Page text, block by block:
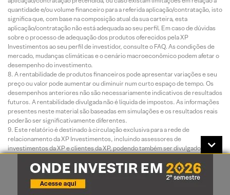
quantidade e/ou volume financeiro para a referida aplicação/contratação, isto
significa que, com base na composição atual da sua carteira, esta
aplicação/contratação não está adequada ao seu perfil. Em caso de dúvidas
sobre o processo de adequação dos produtos oferecidos pela XP
Investimentos ao seu perfil de investidor, consulte o FAQ. As condições de
mercado, mudanças climáticas e o cenário macroeconômico podem afetar o
desempenho do investimento.
A rentabilidade de produtos financeiros pode apresentar variações e seu
preço ou valor pode aumentar ou diminuir num curto espaço de tempo. Os
desempenhos anteriores não são necessariamente indicativos de resultados
futuros. A rentabilidade divulgada não é líquida de impostos. As informações
presentes neste material são baseadas em simulações e os resultados reais
poderão ser significativamente diferentes.
Este relatório é destinado à circulação exclusiva para a rede de
relacionamento da XP Investimentos, incluindo assessores de
investimentos da XP e clientes da XP, podendo também ser divulgado no site
no todo ou em parte, qualquer que seja o propósito, sem o prévio
consentimento expresso da XP Investimentos.
0800 77 20202. A Ouvidoria da XP Investimentos tem a missão de servir